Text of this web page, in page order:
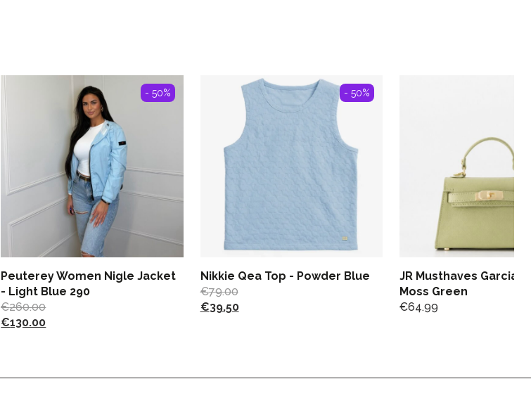
- 50%
Peuterey Women Nigle Jacket
- Light Blue 290
€260.00
€130.00
- 50%
Nikkie Qea Top - Powder Blue
€79.00
€39.50
JR Musthaves Garcia
Moss Green
€64.99